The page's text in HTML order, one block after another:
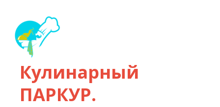
Кулинарный
ПАРКУР.